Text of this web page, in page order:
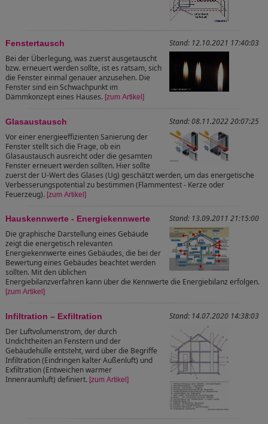
Stand: 12.10.2021 17:40:03
Fenstertausch
Bei der Überlegung, was zuerst ausgetauscht
bzw. erneuert werden sollte, ist es ratsam, sich
die Fenster einmal genauer anzusehen. Die
Fenster sind ein Schwachpunkt im
Dämmkonzept eines Hauses. [zum Artikel]
Stand: 08.11.2022 20:07:25
Glasaustausch
Vor einer energieeffizienten Sanierung der
Fenster stellt sich die Frage, ob ein
Glasaustausch ausreicht oder die gesamten
Fenster erneuert werden sollten. Hier sollte
zuerst der U-Wert des Glases (Ug) geschätzt werden, um das energetische
Verbesserungspotential zu bestimmen (Flammentest - Kerze oder
Feuerzeug). [zum Artikel]
Stand: 13.09.2011 21:15:00
Hauskennwerte - Energiekennwerte
Die graphische Darstellung eines Gebäude
zeigt die energetisch relevanten
Energiekennwerte eines Gebäudes, die bei der
Bewertung eines Gebäudes beachtet werden
sollten. Mit den üblichen
Energiebilanzverfahren kann über die Kennwerte die Energiebilanz erfolgen.
[zum Artikel]
Stand: 14.07.2020 14:38:03
Infiltration – Exfiltration
Der Luftvolumenstrom, der durch
Undichtheiten an Fenstern und der
Gebäudehülle entsteht, wird über die Begriffe
Infiltration (Eindringen kalter Außenluft) und
Exfiltration (Entweichen warmer
Innenraumluft) definiert. [zum Artikel]